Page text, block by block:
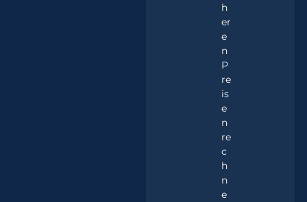
h
er
e
n
P
re
is
e
n
re
c
h
n
e